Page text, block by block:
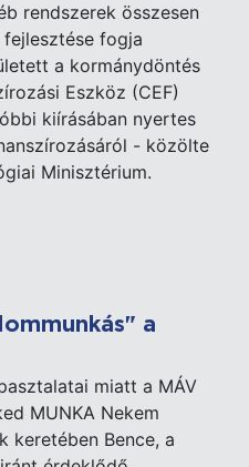
rendszerek összesen
fogja
a kormánydöntés
Eszköz (CEF)
kiírásában nyertes
- közölte
Minisztérium.
a
miatt a MÁV
MUNKA Nekem
keretében Bence, a